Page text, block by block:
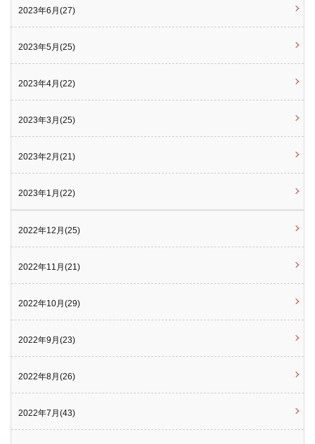
2023年6月(27)
2023年5月(25)
2023年4月(22)
2023年3月(25)
2023年2月(21)
2023年1月(22)
2022年12月(25)
2022年11月(21)
2022年10月(29)
2022年9月(23)
2022年8月(26)
2022年7月(43)